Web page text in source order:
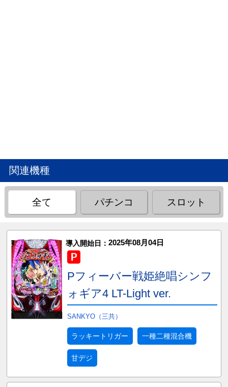
関連機種
全て パチンコ スロット
導入開始日： 2025年08月04日
Pフィーバー戦姫絶唱シンフ
ォギア4 LT-Light ver.
SANKYO（三共）
ラッキートリガー 一種二種混合機
甘デジ